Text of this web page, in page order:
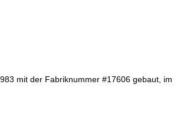
mit der Fabriknummer #17606 gebaut, im